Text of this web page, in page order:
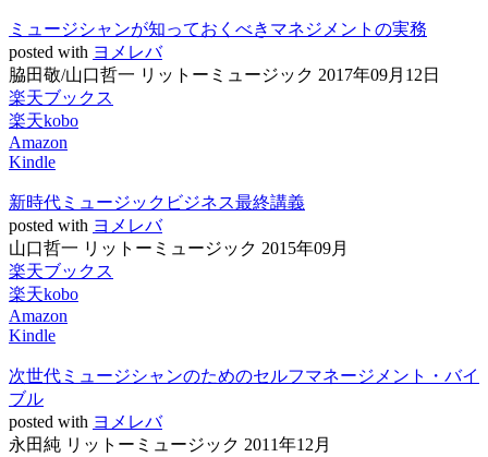
ミュージシャンが知っておくべきマネジメントの実務
posted with ヨメレバ
脇田敬/山口哲一 リットーミュージック 2017年09月12日
楽天ブックス
楽天kobo
Amazon
Kindle
新時代ミュージックビジネス最終講義
posted with ヨメレバ
山口哲一 リットーミュージック 2015年09月
楽天ブックス
楽天kobo
Amazon
Kindle
次世代ミュージシャンのためのセルフマネージメント・バイ
ブル
posted with ヨメレバ
永田純 リットーミュージック 2011年12月